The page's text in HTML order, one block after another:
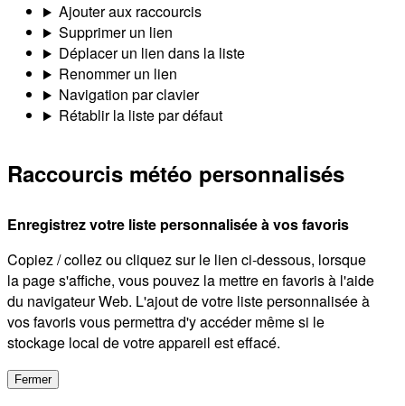
Ajouter aux raccourcis
Supprimer un lien
Déplacer un lien dans la liste
Renommer un lien
Navigation par clavier
Rétablir la liste par défaut
Raccourcis météo personnalisés
Enregistrez votre liste personnalisée à vos favoris
Copiez / collez ou cliquez sur le lien ci-dessous, lorsque
la page s'affiche, vous pouvez la mettre en favoris à l'aide
du navigateur Web. L'ajout de votre liste personnalisée à
vos favoris vous permettra d'y accéder même si le
stockage local de votre appareil est effacé.
Fermer